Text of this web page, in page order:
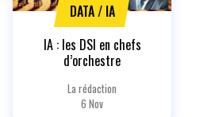
DATA / IA
IA : les DSI en chefs
d’orchestre
La rédaction
6 Nov